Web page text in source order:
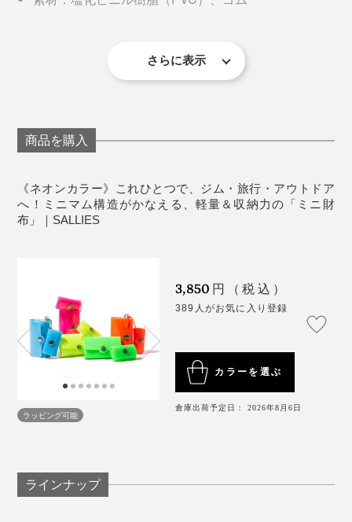
サイズ：幅60×高さ37mm
生産：日本
※素材の特性上、表面に細かな傷や擦れ、ボタン跡が見られる場合がありま
す。気温によって硬さに多少の変化がありますが、あらかじめご了承くだ
さらに表示
商品を購入
《ネオンカラー》これひとつで、ジム・旅行・アウトドア
へ！ミニマム構造がかなえる、軽量＆収納力の「ミニ財
布」｜SALLIES
ラッピング可能
3,850 円（税込）
389人がお気に入り登録
カラーを選ぶ
倉庫出荷予定日： 2026年8月6日
ラインナップ